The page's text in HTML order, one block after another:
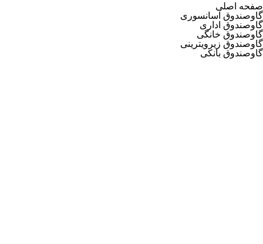
صفحه اصلی
گاوصندوق آسانسوری
گاوصندوق اداری
گاوصندوق خانگی
گاوصندوق زیرویترینی
گاوصندوق بانکی